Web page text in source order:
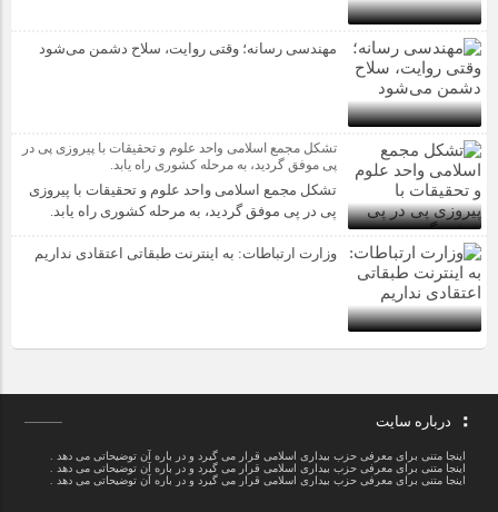
مهندسی رسانه؛ وقتی روایت، سلاح دشمن می‌شود
تشکل مجمع اسلامی واحد علوم و تحقیقات با پیروزی پی در
پی موفق گردید، به مرحله کشوری راه یابد.
تشکل مجمع اسلامی واحد علوم و تحقیقات با پیروزی
پی در پی موفق گردید، به مرحله کشوری راه یابد.
وزارت ارتباطات: به اینترنت طبقاتی اعتقادی نداریم
درباره سایت
اینجا متنی برای معرفی حزب بیداری اسلامی قرار می گیرد و در باره آن توضیحاتی می دهد .
اینجا متنی برای معرفی حزب بیداری اسلامی قرار می گیرد و در باره آن توضیحاتی می دهد .
اینجا متنی برای معرفی حزب بیداری اسلامی قرار می گیرد و در باره آن توضیحاتی می دهد .